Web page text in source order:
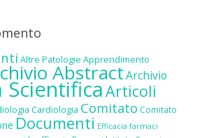
Altre Patologie Apprendimento
AbstractArchivio
ScientificaArticoli
Cardiologia Comitato Comitato
Documenti Efficacia farmaci